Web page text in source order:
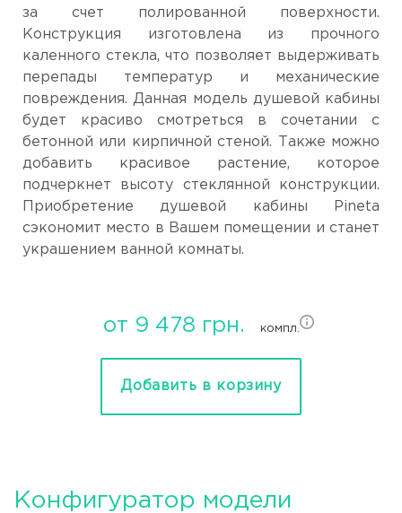
за счет полированной поверхности.
Конструкция изготовлена из прочного
каленного стекла, что позволяет выдерживать
перепады температур и механические
повреждения. Данная модель душевой кабины
будет красиво смотреться в сочетании с
бетонной или кирпичной стеной. Также можно
добавить красивое растение, которое
подчеркнет высоту стеклянной конструкции.
Приобретение душевой кабины Pineta
сэкономит место в Вашем помещении и станет
украшением ванной комнаты.
от 9 478 грн. компл.
Добавить в корзину
Конфигуратор модели